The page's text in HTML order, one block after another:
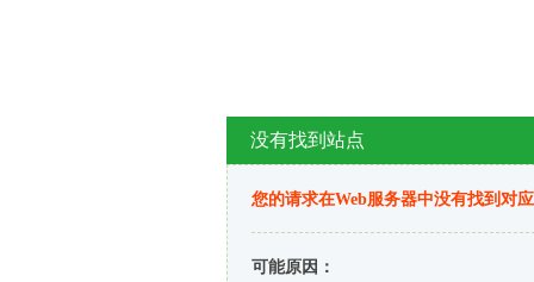
没有找到站点
您的请求在Web服务器中没有找到对
可能原因：